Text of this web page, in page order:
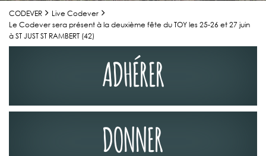
CODEVER
Live Codever
Le Codever sera présent à la deuxième fête du TOY les 25-26 et 27 juin
à ST JUST ST RAMBERT (42)
ADHÉRER
DONNER